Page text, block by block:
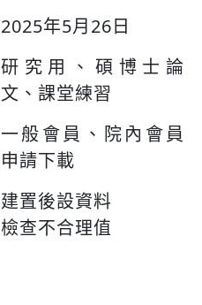
2025年5月26日
研究用、碩博士論
文、課堂練習
一般會員、院內會員
申請下載
建置後設資料
檢查不合理值